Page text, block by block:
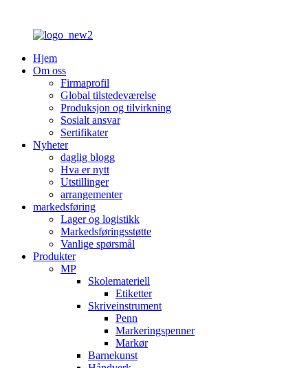
Hjem
Om oss
Firmaprofil
Global tilstedeværelse
Produksjon og tilvirkning
Sosialt ansvar
Sertifikater
Nyheter
daglig blogg
Hva er nytt
Utstillinger
arrangementer
markedsføring
Lager og logistikk
Markedsføringsstøtte
Vanlige spørsmål
Produkter
MP
Skolemateriell
Etiketter
Skriveinstrument
Penn
Markeringspenner
Markør
Barnekunst